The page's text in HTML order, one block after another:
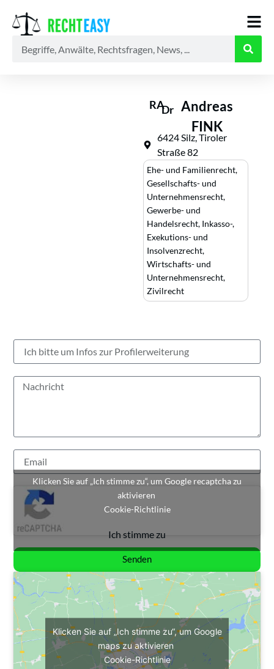
RADr Andreas
FINK
6424 Silz, Tiroler
Straße 82
Ehe- und Familienrecht,
Gesellschafts- und
Unternehmensrecht,
Gewerbe- und
Handelsrecht, Inkasso-,
Exekutions- und
Insolvenzrecht,
Wirtschafts- und
Unternehmensrecht,
Zivilrecht
Klicken Sie auf „Ich stimme zu“, um Google recaptcha zu
aktivieren
Cookie-Richtlinie
Ich stimme zu
Senden
Klicken Sie auf „Ich stimme zu“, um Google
maps zu aktivieren
Cookie-Richtlinie